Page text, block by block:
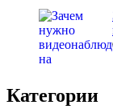
Категории